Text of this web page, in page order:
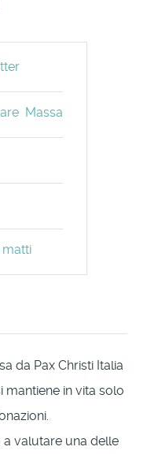
Massa
matti
da Pax Christi Italia
mantiene in vita solo
a valutare una delle